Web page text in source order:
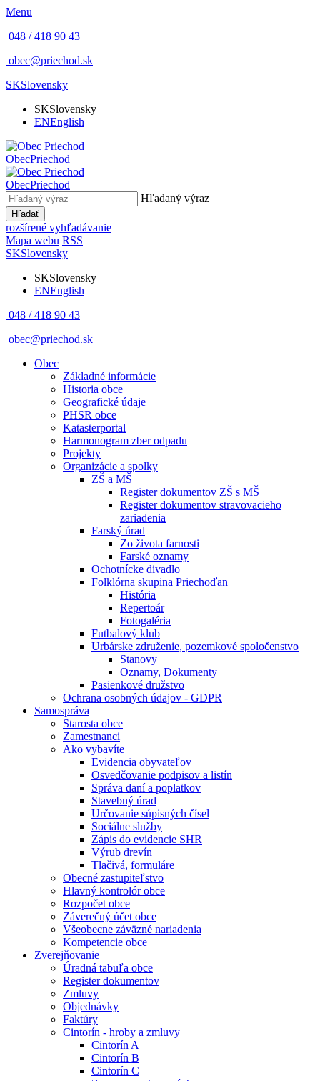
Menu
048 / 418 90 43
obec@priechod.sk
SKSlovensky
SKSlovensky
ENEnglish
ObecPriechod
ObecPriechod
Hľadaný výraz
Hľadať
rozšírené vyhľadávanie
Mapa webu RSS
SKSlovensky
SKSlovensky
ENEnglish
048 / 418 90 43
obec@priechod.sk
Obec
Základné informácie
Historia obce
Geografické údaje
PHSR obce
Katasterportal
Harmonogram zber odpadu
Projekty
Organizácie a spolky
ZŠ a MŠ
Register dokumentov ZŠ s MŠ
Register dokumentov stravovacieho
zariadenia
Farský úrad
Zo života farnosti
Farské oznamy
Ochotnícke divadlo
Folklórna skupina Priechoďan
História
Repertoár
Fotogaléria
Futbalový klub
Urbárske združenie, pozemkové spoločenstvo
Stanovy
Oznamy, Dokumenty
Pasienkové družstvo
Ochrana osobných údajov - GDPR
Samospráva
Starosta obce
Zamestnanci
Ako vybavíte
Evidencia obyvateľov
Osvedčovanie podpisov a listín
Správa daní a poplatkov
Stavebný úrad
Určovanie súpisných čísel
Sociálne služby
Zápis do evidencie SHR
Výrub drevín
Tlačivá, formuláre
Obecné zastupiteľstvo
Hlavný kontrolór obce
Rozpočet obce
Záverečný účet obce
Všeobecne záväzné nariadenia
Kompetencie obce
Zverejňovanie
Úradná tabuľa obce
Register dokumentov
Zmluvy
Objednávky
Faktúry
Cintorín - hroby a zmluvy
Cintorín A
Cintorín B
Cintorín C